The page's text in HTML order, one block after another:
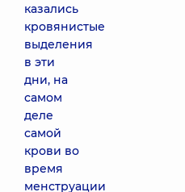
казались
кровянистые
выделения
в эти
дни, на
самом
деле
самой
крови во
время
менструации